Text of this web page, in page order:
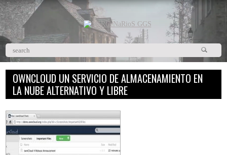
OWNCLOUD UN SERVICIO DE ALMACENAMIENTO EN
LA NUBE ALTERNATIVO Y LIBRE